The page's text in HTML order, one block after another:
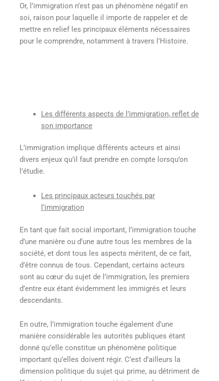
Or, l’immigration n’est pas un phénomène négatif en
soi, raison pour laquelle il importe de rappeler et de
mettre en relief les principaux éléments nécessaires
pour le comprendre, notamment à travers l’Histoire.
Les différents aspects de l’immigration, reflet de
son importance
L’immigration implique différents acteurs et ainsi
divers enjeux qu’il faut prendre en compte lorsqu’on
l’étudie.
Les principaux acteurs touchés par
l’immigration
En tant que fait social important, l’immigration touche
d’une manière ou d’une autre tous les membres de la
société, et dont tous les aspects méritent, de ce fait,
d’être connus de tous. Cependant, certains acteurs
sont au cœur du sujet de l’immigration, les premiers
d’entre eux étant évidemment les immigrés et leurs
descendants.
En outre, l’immigration touche également d’une
manière considérable les autorités publiques étant
donné qu’elle constitue un phénomène politique
important qu’elles doivent régir. C’est d’ailleurs la
dimension politique du sujet qui prime, au détriment de